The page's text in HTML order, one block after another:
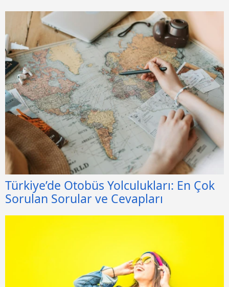
Türkiye’de Otobüs Yolculukları: En Çok
Sorulan Sorular ve Cevapları